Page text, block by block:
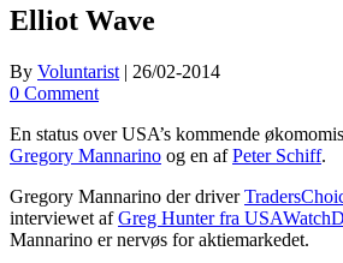
Elliot Wave
By Voluntarist | 26/02-2014
0 Comment
En status over USA’s kommende
Gregory Mannarino og en afPeter Schiff.
Gregory Mannarino der driver
interviewet afGreg Hunter fra
Mannarino er nervøs for aktiemarkedet.